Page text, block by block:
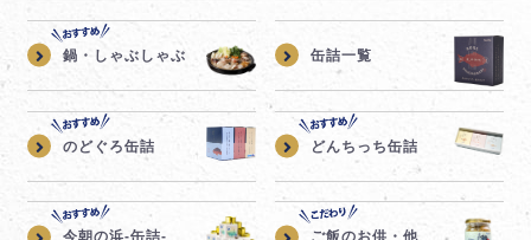
鍋・しゃぶしゃぶ 缶詰一覧
のどぐろ缶詰 どんちっち缶詰
今朝の浜-缶詰- ご飯のお供・他